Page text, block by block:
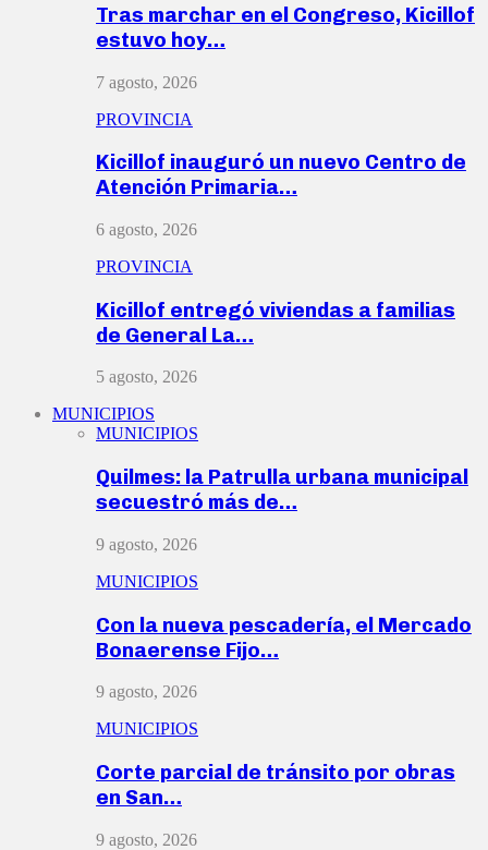
Tras marchar en el Congreso, Kicillof
estuvo hoy…
7 agosto, 2026
PROVINCIA
Kicillof inauguró un nuevo Centro de
Atención Primaria…
6 agosto, 2026
PROVINCIA
Kicillof entregó viviendas a familias
de General La…
5 agosto, 2026
MUNICIPIOS
MUNICIPIOS
Quilmes: la Patrulla urbana municipal
secuestró más de…
9 agosto, 2026
MUNICIPIOS
Con la nueva pescadería, el Mercado
Bonaerense Fijo…
9 agosto, 2026
MUNICIPIOS
Corte parcial de tránsito por obras
en San…
9 agosto, 2026